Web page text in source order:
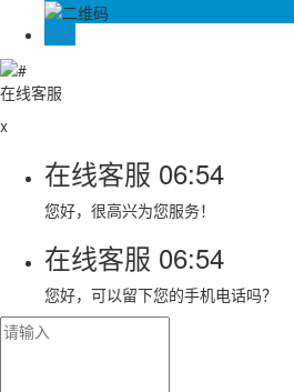
TOP
在线客服
x
在线客服 06:54
您好，很高兴为您服务！
在线客服 06:54
您好，可以留下您的手机电话吗？